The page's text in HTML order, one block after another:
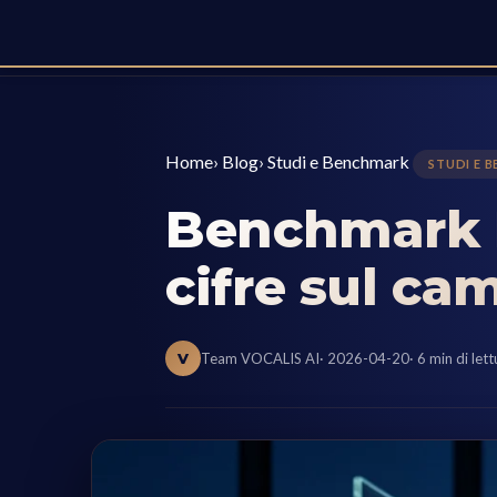
Home› Blog› Studi e Benchmark STUDI E
Benchmark
cifre sul
V Team VOCALIS AI· 2026-04-20· 6 min di